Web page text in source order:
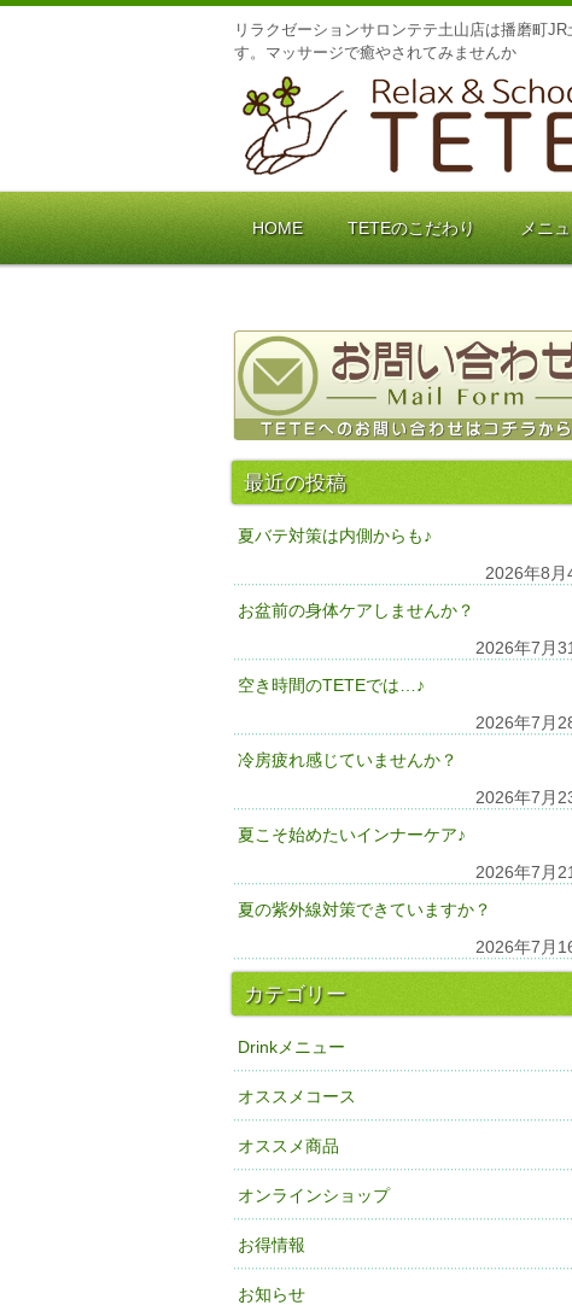
リラクゼーションサロンテテ土山店は播磨町
す。マッサージで癒やされてみませんか
HOME TETEのこだわり メニ
最近の投稿
夏バテ対策は内側からも♪
2026年8月
お盆前の身体ケアしませんか？
2026年7月
空き時間のTETEでは…♪
2026年7月
冷房疲れ感じていませんか？
2026年7月
夏こそ始めたいインナーケア♪
2026年7月
夏の紫外線対策できていますか？
2026年7月
カテゴリー
Drinkメニュー
オススメコース
オススメ商品
オンラインショップ
お得情報
お知らせ